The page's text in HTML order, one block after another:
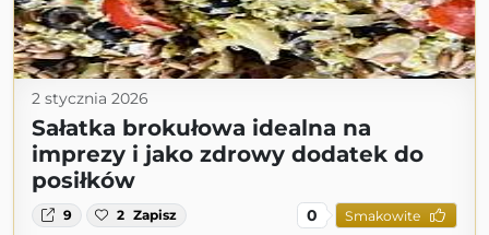
2 stycznia 2026
Sałatka brokułowa idealna na
imprezy i jako zdrowy dodatek do
posiłków
9 2 Zapisz 0 Smakowite